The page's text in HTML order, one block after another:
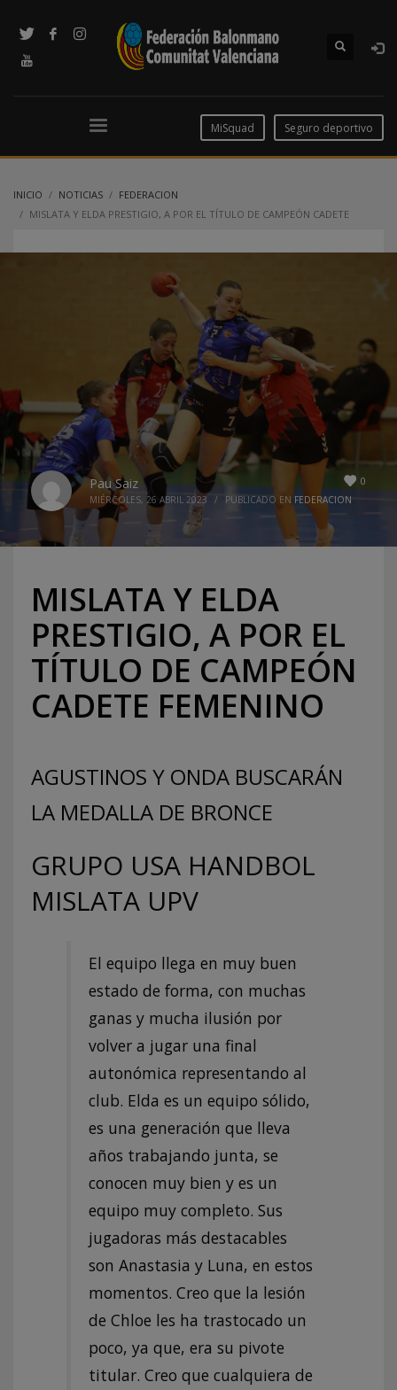
MiSquad Seguro deportivo
INICIO NOTICIAS
FEDERACION
MISLATA Y ELDA PRESTIGIO, A POR EL TÍTULO DE CAMPEÓN CADETE
0
Pau Saiz
MIÉRCOLES, 26 ABRIL 2023 / PUBLICADO ENFEDERACION
MISLATA Y ELDA
PRESTIGIO, A POR EL
TÍTULO DE CAMPEÓN
CADETE FEMENINO
AGUSTINOS Y ONDA BUSCARÁN
LA MEDALLA DE BRONCE
GRUPO USA HANDBOL
MISLATA UPV
El equipo llega en muy buen
estado de forma, con muchas
ganas y mucha ilusión por
volver a jugar una final
autonómica representando al
club. Elda es un equipo sólido,
es una generación que lleva
años trabajando junta, se
conocen muy bien y es un
equipo muy completo. Sus
jugadoras más destacables
son Anastasia y Luna, en estos
momentos. Creo que la lesión
de Chloe les ha trastocado un
poco, ya que, era su pivote
titular. Creo que cualquiera de